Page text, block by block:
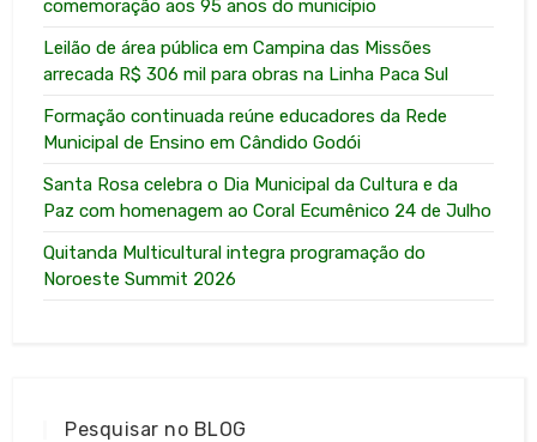
comemoração aos 95 anos do município
Leilão de área pública em Campina das Missões
arrecada R$ 306 mil para obras na Linha Paca Sul
Formação continuada reúne educadores da Rede
Municipal de Ensino em Cândido Godói
Santa Rosa celebra o Dia Municipal da Cultura e da
Paz com homenagem ao Coral Ecumênico 24 de Julho
Quitanda Multicultural integra programação do
Noroeste Summit 2026
Pesquisar no BLOG